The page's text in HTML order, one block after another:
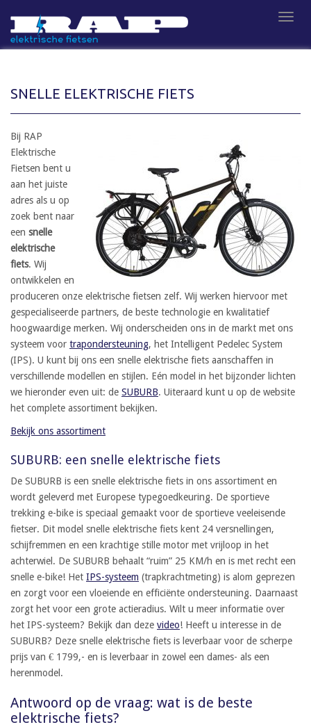
SNELLE ELEKTRISCHE FIETS
Bij RAP
Elektrische
Fietsen bent u
aan het juiste
adres als u op
zoek bent naar
een snelle
elektrische
fiets. Wij
ontwikkelen en
produceren onze elektrische fietsen zelf. Wij werken hiervoor met
gespecialiseerde partners, de beste technologie en kwalitatief
hoogwaardige merken. Wij onderscheiden ons in de markt met ons
systeem voor trapondersteuning, het Intelligent Pedelec System
(IPS). U kunt bij ons een snelle elektrische fiets aanschaffen in
verschillende modellen en stijlen. Eén model in het bijzonder lichten
we hieronder even uit: de SUBURB. Uiteraard kunt u op de website
het complete assortiment bekijken.
Bekijk ons assortiment
SUBURB: een snelle elektrische fiets
De SUBURB is een snelle elektrische fiets in ons assortiment en
wordt geleverd met Europese typegoedkeuring. De sportieve
trekking e-bike is speciaal gemaakt voor de sportieve veeleisende
fietser. Dit model snelle elektrische fiets kent 24 versnellingen,
schijfremmen en een krachtige stille motor met vrijloop in het
achterwiel. De SUBURB behaalt “ruim” 25 KM/h en is met recht een
snelle e-bike! Het IPS-systeem (trapkrachtmeting) is alom geprezen
en zorgt voor een vloeiende en efficiënte ondersteuning. Daarnaast
zorgt het voor een grote actieradius. Wilt u meer informatie over
het IPS-systeem? Bekijk dan deze video! Heeft u interesse in de
SUBURB? Deze snelle elektrische fiets is leverbaar voor de scherpe
prijs van € 1799,- en is leverbaar in zowel een dames- als een
herenmodel.
Antwoord op de vraag: wat is de beste
elektrische fiets?